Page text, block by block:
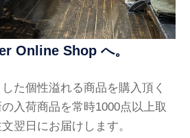
Online Shop へ。
た個性溢れる商品を購入頂く
入荷商品を常時1000点以上取
翌日にお届けします。